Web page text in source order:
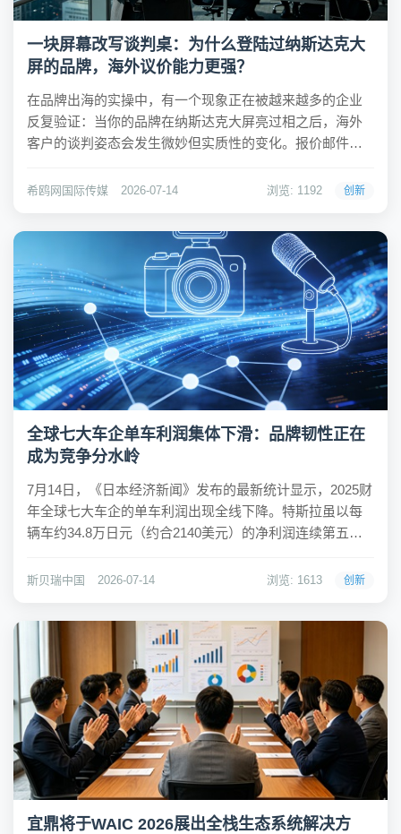
一块屏幕改写谈判桌：为什么登陆过纳斯达克大
屏的品牌，海外议价能力更强？
在品牌出海的实操中，有一个现象正在被越来越多的企业
反复验证：当你的品牌在纳斯达克大屏亮过相之后，海外
客户的谈判姿态会发生微妙但实质性的变化。报价邮件不
原先动辄要求30%折扣的经销商主动收回了压价诉求。这
希鸥网国际传媒 2026-07-14 浏览: 1192 创新
全球七大车企单车利润集体下滑：品牌韧性正在
成为竞争分水岭
7月14日，《日本经济新闻》发布的最新统计显示，2025财
年全球七大车企的单车利润出现全线下降。特斯拉虽以每
辆车约34.8万日元（约合2140美元）的净利润连续第五年
其后，两者差距已从一年前的超过600美元缩小至不到40美
斯贝瑞中国 2026-07-14 浏览: 1613 创新
宜鼎将于WAIC 2026展出全栈生态系统解决方